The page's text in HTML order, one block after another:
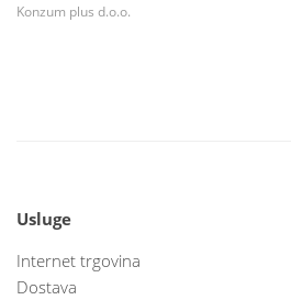
Konzum plus d.o.o.
Usluge
Internet trgovina
Dostava